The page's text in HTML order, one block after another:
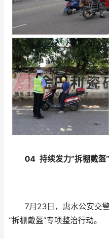
04 持续发力“拆棚戴盔
7月23日，惠水公安交警
“拆棚戴盔”专项整治行动。